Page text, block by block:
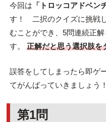
今回は 「トロッコアドベン
す！ 二択のクイズに挑戦
むことができ、5問連続正
す。 正解だと思う選択肢を
誤答をしてしまったら即ゲ
てがんばっていきましょう！
第1問